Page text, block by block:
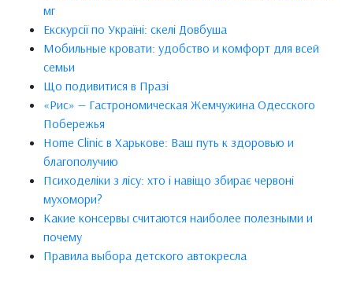
мг
Екскурсії по Україні: скелі Довбуша
Мобильные кровати: удобство и комфорт для всей
семьи
Що подивитися в Празі
«Рис» — Гастрономическая Жемчужина Одесского
Побережья
Home Clinic в Харькове: Ваш путь к здоровью и
благополучию
Психоделіки з лісу: хто і навіщо збирає червоні
мухомори?
Какие консервы считаются наиболее полезными и
почему
Правила выбора детского автокресла